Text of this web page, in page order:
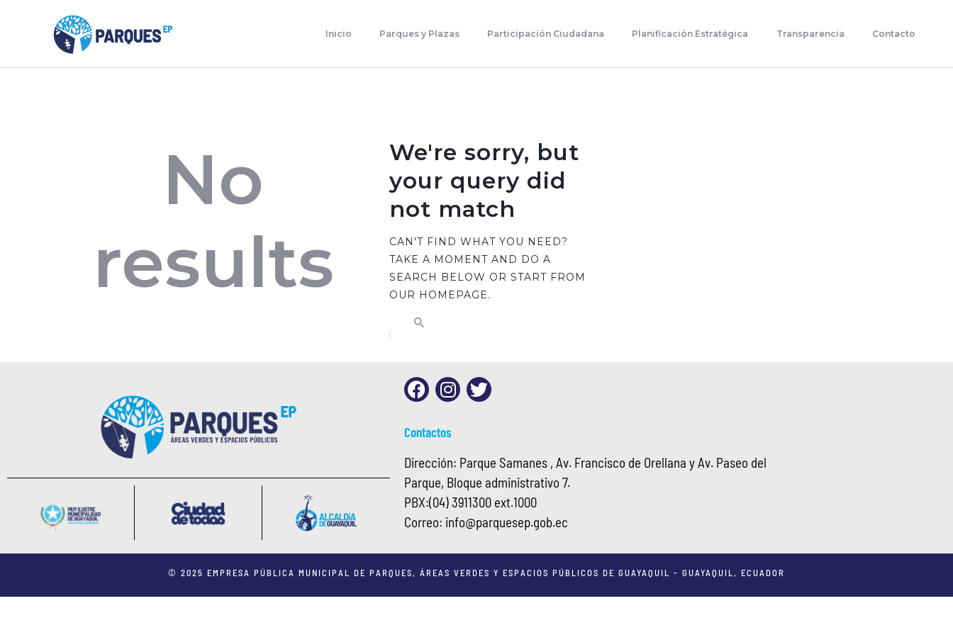
Inicio Parques y Plazas Participación Ciudadana Planificación Estratégica Transparencia Contacto
Parques Y Plazas
Planificación Estratégica
No
results
We're sorry, but
your query did
not match
CAN'T FIND WHAT YOU NEED?
TAKE A MOMENT AND DO A
SEARCH BELOW OR START FROM
OUR HOMEPAGE.
Contactos
Dirección: Parque Samanes , Av. Francisco de Orellana y Av. Paseo del
Parque, Bloque administrativo 7.
PBX:(04) 3911300 ext.1000
Correo: info@parquesep.gob.ec
© 2025 EMPRESA PÚBLICA MUNICIPAL DE PARQUES, ÁREAS VERDES Y ESPACIOS PÚBLICOS DE GUAYAQUIL - GUAYAQUIL, ECUADOR